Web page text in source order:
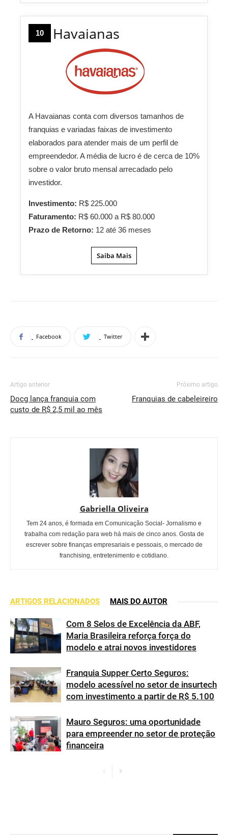
10 Havaianas
A Havaianas conta com diversos tamanhos de
franquias e variadas faixas de investimento
elaborados para atender mais de um perfil de
empreendedor. A média de lucro é de cerca de 10%
sobre o valor bruto mensal arrecadado pelo
investidor.
Investimento: R$ 225.000
Faturamento: R$ 60.000 a R$ 80.000
Prazo de Retorno: 12 até 36 meses
Saiba Mais
Facebook Twitter
Artigo anterior
Docg lança franquia com
custo de R$ 2,5 mil ao mês
Próximo artigo
Franquias de cabeleireiro
Gabriella Oliveira
Tem 24 anos, é formada em Comunicação Social- Jornalismo e
trabalha com redação para web há mais de cinco anos. Gosta de
escrever sobre finanças empresariais e pessoais, o mercado de
franchising, entretenimento e cotidiano.
ARTIGOS RELACIONADOS MAIS DO AUTOR
Com 8 Selos de Excelência da ABF,
Maria Brasileira reforça força do
modelo e atrai novos investidores
Franquia Supper Certo Seguros:
modelo acessível no setor de insurtech
com investimento a partir de R$ 5.100
Mauro Seguros: uma oportunidade
para empreender no setor de proteção
financeira